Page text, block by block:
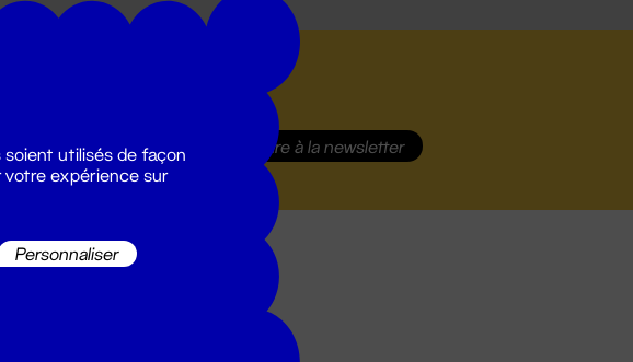
T :
S'inscrire à la newsletter
utilisés de façon
votre expérience sur
Personnaliser